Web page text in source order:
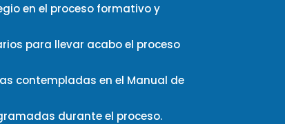
en el proceso formativo y
para llevar acabo el proceso
contempladas en el Manual de
durante el proceso.